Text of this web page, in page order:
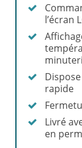
l’écran
rapide
Livré
en